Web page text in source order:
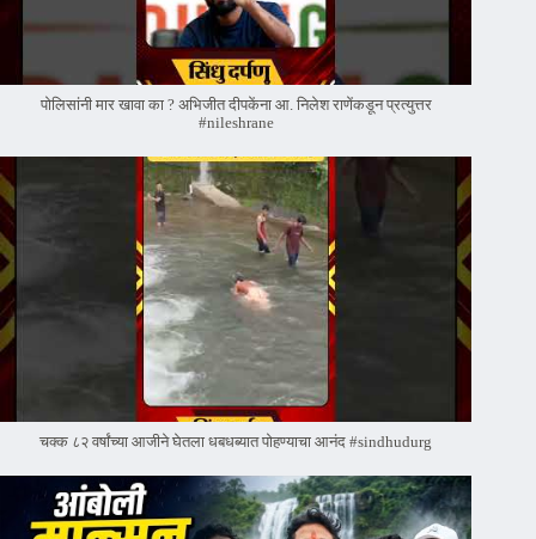
पोलिसांनी मार खावा का ? अभिजीत दीपकेंना आ. निलेश राणेंकडून प्रत्युत्तर
#nileshrane
चक्क ८२ वर्षांच्या आजीने घेतला धबधब्यात पोहण्याचा आनंद #sindhudurg